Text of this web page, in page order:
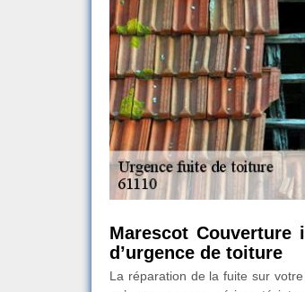
Marescot
d’urgence de toiture
La réparation de la fuite sur